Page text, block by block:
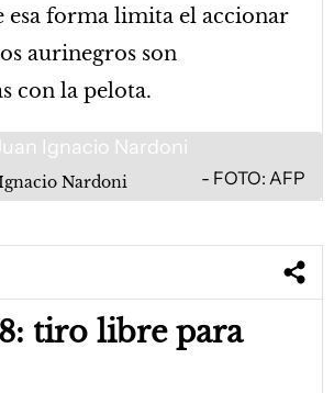
esa forma limita el accionar
aurinegros son
con la pelota.
Nardoni FOTO: AFP
tiro libre para